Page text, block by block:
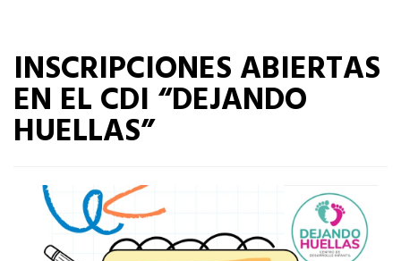
INSCRIPCIONES ABIERTAS
EN EL CDI “DEJANDO
HUELLAS”